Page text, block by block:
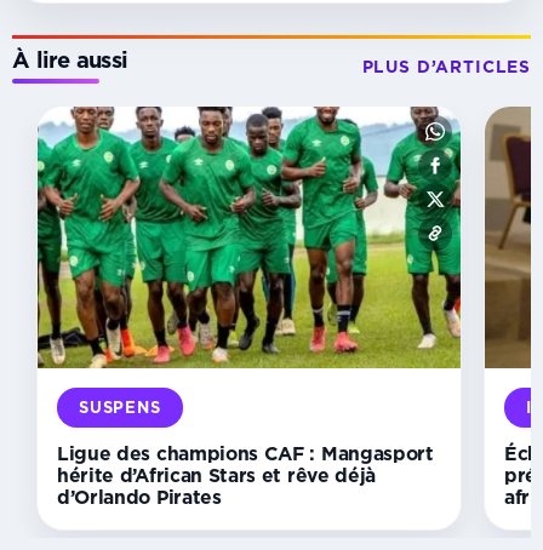
À lire aussi PLUS D’ARTICLES
1/4 DE
FINALE
CAN
féminine
2026 :
l’Algérie
renverse
la
Côte
d’Ivoire
file
demi-
finale
SUSPENS
Ligue des champions CAF : Mangasport
hérite d’African Stars et rêve déjà
d’Orlando Pirates